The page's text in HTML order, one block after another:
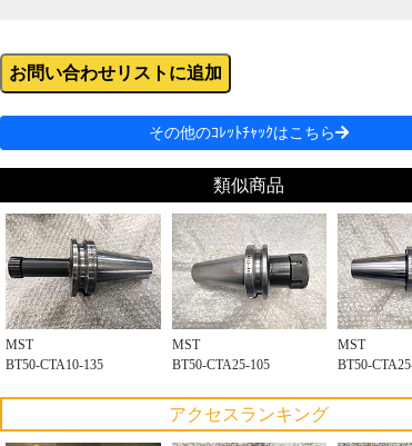
お問い合わせリストに追加
その他のｺﾚｯﾄﾁｬｯｸはこちら
類似商品
MST
BT50-CTA10-135
MST
BT50-CTA25-105
MST
BT50-
アクセスランキング